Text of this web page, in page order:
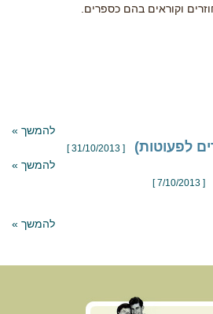
וקוראים בהם כספרים.
להמשך »
לפעוטות) [ 31/10/2013 ]
להמשך »
[ 7/10/2013 ]
להמשך »